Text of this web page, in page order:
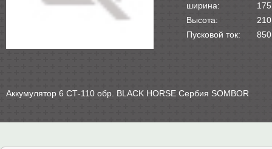
ширина:
175
Высота:
210
Пусковой ток:
850
Аккумулятор 6 СТ-110 обр. BLACK HORSE Сербия SOMBOR